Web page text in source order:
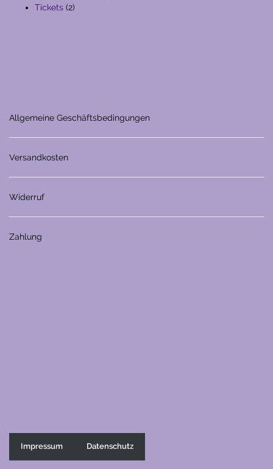
Tickets 22
Allgemeine Geschäftsbedingungen
Versandkosten
Widerruf
Zahlung
Impressum Datenschutz